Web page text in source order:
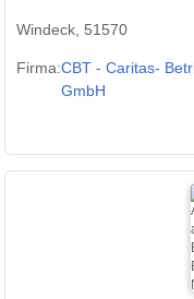
Windeck, 51570
Firma:CBT - Caritas-
GmbH